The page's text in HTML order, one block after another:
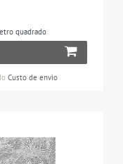
quadrado
Custo de envio